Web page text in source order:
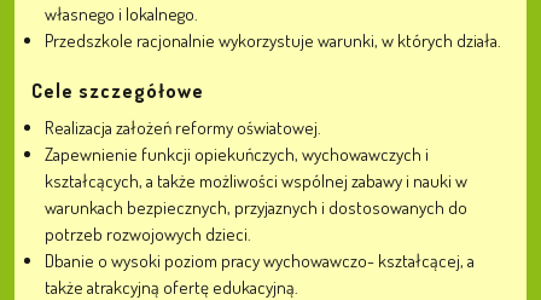
własnego i lokalnego.
Przedszkole racjonalnie wykorzystuje warunki, w których działa.
Cele szczegółowe
Realizacja założeń reformy oświatowej.
Zapewnienie funkcji opiekuńczych, wychowawczych i
kształcących, a także możliwości wspólnej zabawy i nauki w
warunkach bezpiecznych, przyjaznych i dostosowanych do
potrzeb rozwojowych dzieci.
Dbanie o wysoki poziom pracy wychowawczo- kształcącej, a
także atrakcyjną ofertę edukacyjną.